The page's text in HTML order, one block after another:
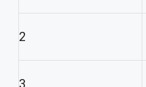
2
3